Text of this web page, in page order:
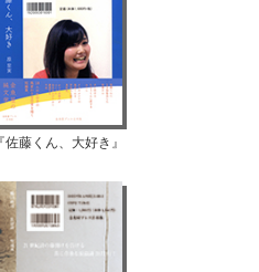
藤くん、大好き』